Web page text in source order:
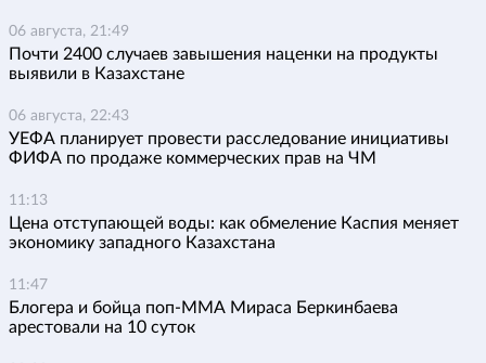
06 августа, 21:49
Почти 2400 случаев завышения наценки на продукты
выявили в Казахстане
06 августа, 22:43
УЕФА планирует провести расследование инициативы
ФИФА по продаже коммерческих прав на ЧМ
11:13
Цена отступающей воды: как обмеление Каспия меняет
экономику западного Казахстана
11:47
Блогера и бойца поп-ММА Мираса Беркинбаева
арестовали на 10 суток